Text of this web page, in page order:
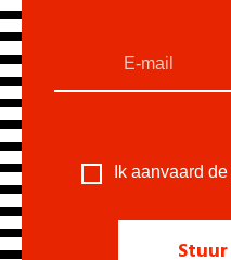
Ik aanvaard de